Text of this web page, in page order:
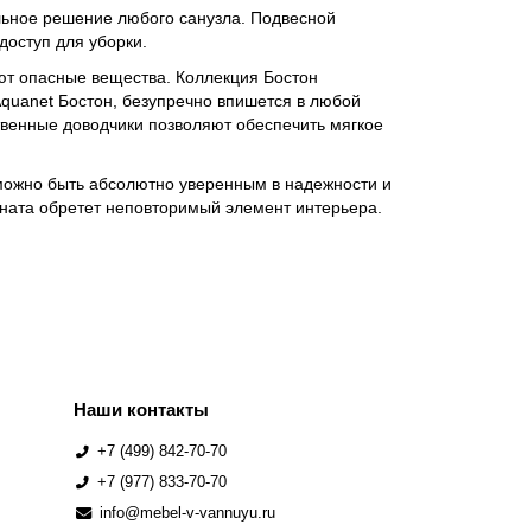
решение любого санузла. Подвесной
для уборки.
опасные вещества. Коллекция Бостон
Бостон, безупречно впишется в любой
доводчики позволяют обеспечить мягкое
быть абсолютно уверенным в надежности и
обретет неповторимый элемент интерьера.
Наши контакты
+7 (499) 842-70-70
+7 (977) 833-70-70
info@mebel-v-vannuyu.ru